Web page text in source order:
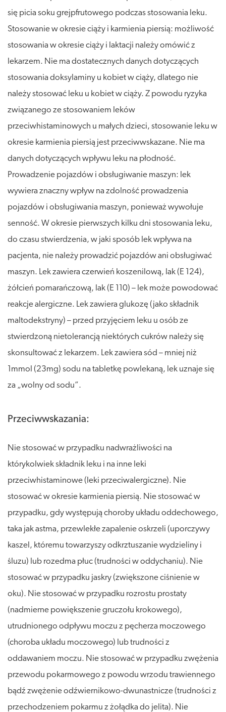
się picia soku grejpfrutowego podczas stosowania leku.
Stosowanie w okresie ciąży i karmienia piersią: możliwość
stosowania w okresie ciąży i laktacji należy omówić z
lekarzem. Nie ma dostatecznych danych dotyczących
stosowania doksylaminy u kobiet w ciąży, dlatego nie
należy stosować leku u kobiet w ciąży. Z powodu ryzyka
związanego ze stosowaniem leków
przeciwhistaminowych u małych dzieci, stosowanie leku w
okresie karmienia piersią jest przeciwwskazane. Nie ma
danych dotyczących wpływu leku na płodność.
Prowadzenie pojazdów i obsługiwanie maszyn: lek
wywiera znaczny wpływ na zdolność prowadzenia
pojazdów i obsługiwania maszyn, ponieważ wywołuje
senność. W okresie pierwszych kilku dni stosowania leku,
do czasu stwierdzenia, w jaki sposób lek wpływa na
pacjenta, nie należy prowadzić pojazdów ani obsługiwać
maszyn. Lek zawiera czerwień koszenilową, lak (E 124),
żółcień pomarańczową, lak (E 110) – lek może powodować
reakcje alergiczne. Lek zawiera glukozę (jako składnik
maltodekstryny) – przed przyjęciem leku u osób ze
stwierdzoną nietolerancją niektórych cukrów należy się
skonsultować z lekarzem. Lek zawiera sód – mniej niż
1mmol (23mg) sodu na tabletkę powlekaną, lek uznaje się
za „wolny od sodu”.
Przeciwwskazania:
Nie stosować w przypadku nadwrażliwości na
którykolwiek składnik leku i na inne leki
przeciwhistaminowe (leki przeciwalergiczne). Nie
stosować w okresie karmienia piersią. Nie stosować w
przypadku, gdy występują choroby układu oddechowego,
taka jak astma, przewlekłe zapalenie oskrzeli (uporczywy
kaszel, któremu towarzyszy odkrztuszanie wydzieliny i
śluzu) lub rozedma płuc (trudności w oddychaniu). Nie
stosować w przypadku jaskry (zwiększone ciśnienie w
oku). Nie stosować w przypadku rozrostu prostaty
(nadmierne powiększenie gruczołu krokowego),
utrudnionego odpływu moczu z pęcherza moczowego
(choroba układu moczowego) lub trudności z
oddawaniem moczu. Nie stosować w przypadku zwężenia
przewodu pokarmowego z powodu wrzodu trawiennego
bądź zwężenie odźwiernikowo-dwunastnicze (trudności z
przechodzeniem pokarmu z żołądka do jelita). Nie